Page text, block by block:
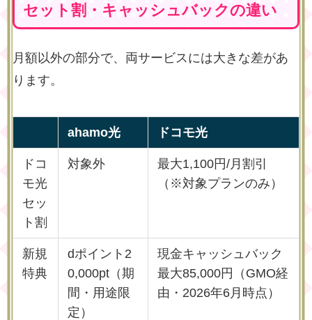
セット割・キャッシュバックの違い
月額以外の部分で、両サービスには大きな差があ
ります。
ahamo光 ドコモ光
ドコ
モ光
セッ
ト割
対象外
最大1,100円/月割引
（※対象プランのみ）
新規
特典
dポイント2
0,000pt（期
間・用途限
定）
現金キャッシュバック
最大85,000円（GMO経
由・2026年6月時点）